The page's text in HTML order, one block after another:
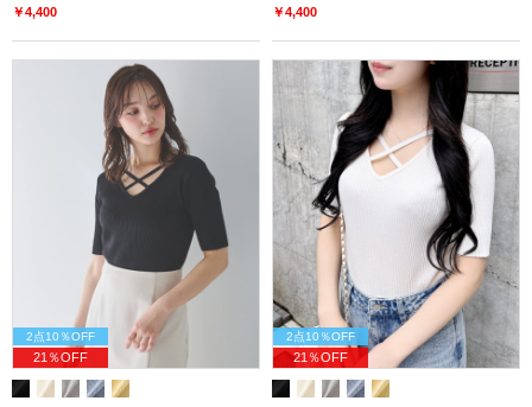
￥4,400 ￥4,400
2点10％OFF
21％OFF
2点10％OFF
21％OFF